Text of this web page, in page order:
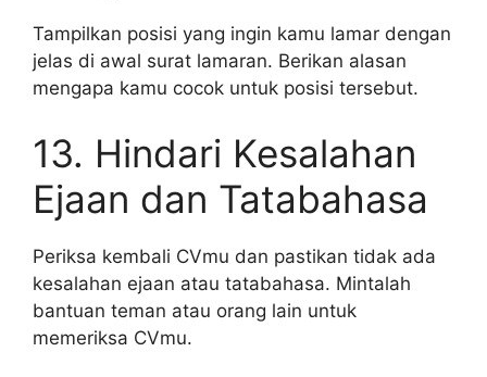
Tampilkan posisi yang ingin kamu lamar dengan
jelas di awal surat lamaran. Berikan alasan
mengapa kamu cocok untuk posisi tersebut.
13. Hindari Kesalahan
Ejaan dan Tatabahasa
Periksa kembali CVmu dan pastikan tidak ada
kesalahan ejaan atau tatabahasa. Mintalah
bantuan teman atau orang lain untuk
memeriksa CVmu.